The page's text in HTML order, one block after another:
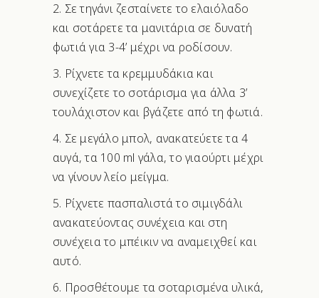
2. Σε τηγάνι ζεσταίνετε το ελαιόλαδο
και σοτάρετε τα μανιτάρια σε δυνατή
φωτιά για 3-4’ μέχρι να ροδίσουν.
3. Ρίχνετε τα κρεμμυδάκια και
συνεχίζετε το σοτάρισμα για άλλα 3’
τουλάχιστον και βγάζετε από τη φωτιά.
4. Σε μεγάλο μπολ, ανακατεύετε τα 4
αυγά, τα 100 ml γάλα, το γιαούρτι μέχρι
να γίνουν λείο μείγμα.
5. Ρίχνετε πασπαλιστά το σιμιγδάλι
ανακατεύοντας συνέχεια και στη
συνέχεια το μπέικιν να αναμειχθεί και
αυτό.
6. Προσθέτουμε τα σοταρισμένα υλικά,